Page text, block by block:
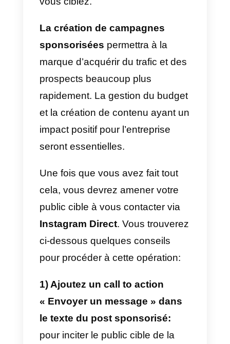
particulièrement importante si l’on
considère la tendance
croissante de la messagerie
instantanéeet le désir des
utilisateurs du monde entier
d’obtenir des réponses rapides,
C’est pour cette raison que la
meilleure utilisation de l’API
d’Instagram est d’organiser une
équipe qui peut prendre en
générées sur Direct, soit pour
vendre, soit pour offrir un support
client.